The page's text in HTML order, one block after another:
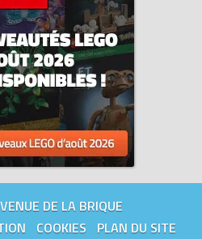
DE LA BRIQUE
COOKIES
PLAN DU SITE